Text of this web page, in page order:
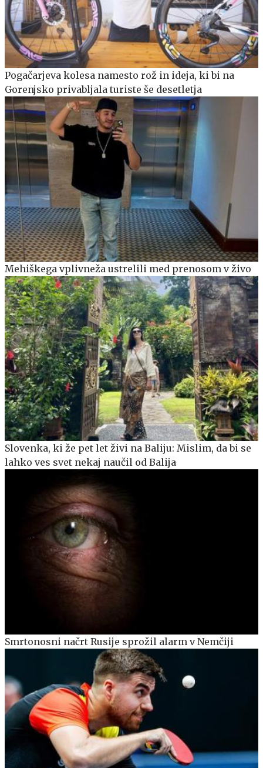
Pogačarjeva kolesa namesto rož in ideja, ki bi na
Gorenjsko privabljala turiste še desetletja
Mehiškega vplivneža ustrelili med prenosom v živo
Slovenka, ki že pet let živi na Baliju: Mislim, da bi se
lahko ves svet nekaj naučil od Balija
Smrtonosni načrt Rusije sprožil alarm v Nemčiji